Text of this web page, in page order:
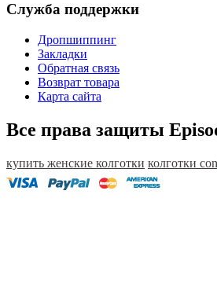
Служба поддержки
Дропшиппинг
Закладки
Обратная связь
Возврат товара
Карта сайта
Все права защиты
купить женские колготки колготки